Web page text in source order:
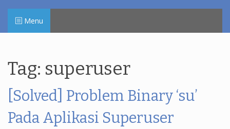
Menu
Tag: superuser
[Solved] Problem Binary ‘su’
Pada Aplikasi Superuser